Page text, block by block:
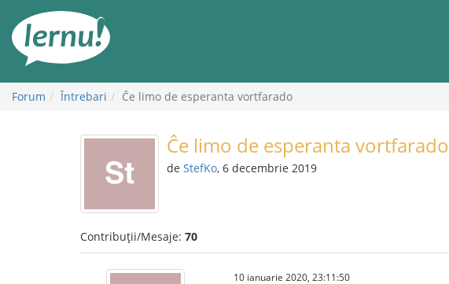
conținut
Forum Întrebari Ĉe limo de esperanta vortfarado
Ĉe limo de esperanta vortfarado
de StefKo, 6 decembrie 2019
Contribuții/Mesaje: 70
10 ianuarie 2020, 23:11:50